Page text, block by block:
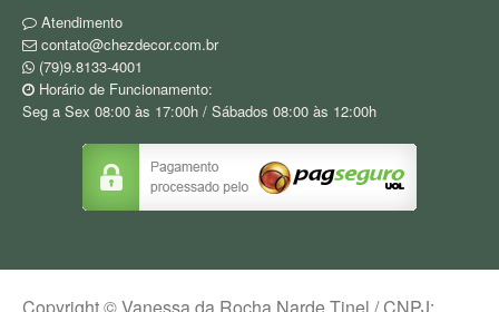
Atendimento
contato@chezdecor.com.br
(79)9.8133-4001
Horário de Funcionamento:
Seg a Sex 08:00 às 17:00h / Sábados 08:00 às 12:00h